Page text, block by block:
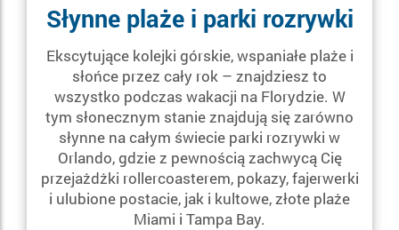
Słynne plaże i parki rozrywki
Ekscytujące kolejki górskie, wspaniałe plaże i
słońce przez cały rok – znajdziesz to
wszystko podczas wakacji na Florydzie. W
tym słonecznym stanie znajdują się zarówno
słynne na całym świecie parki rozrywki w
Orlando, gdzie z pewnością zachwycą Cię
przejażdżki rollercoasterem, pokazy, fajerwerki
i ulubione postacie, jak i kultowe, złote plaże
Miami i Tampa Bay.